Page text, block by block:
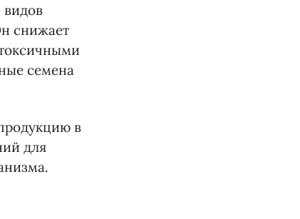
снижает
семена
в
для